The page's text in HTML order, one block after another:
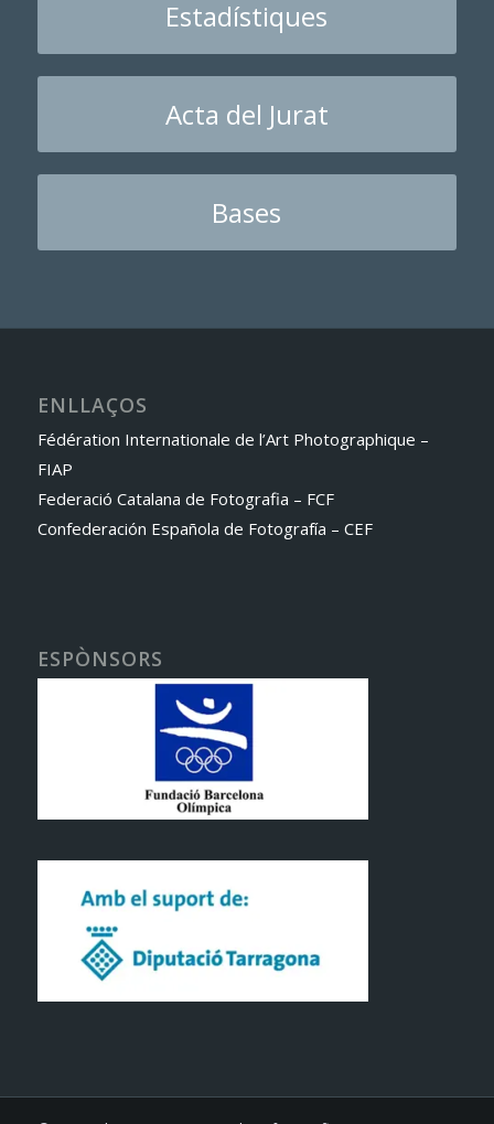
Estadístiques
Acta del Jurat
Bases
ENLLAÇOS
Fédération Internationale de l’Art Photographique –
FIAP
Federació Catalana de Fotografia – FCF
Confederación Española de Fotografía – CEF
ESPÒNSORS